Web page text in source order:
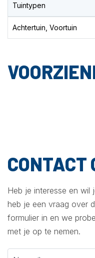
Tuintypen
Achtertuin, Voortuin
CONTACT
Heb je interesse en wil
heb je een vraag over
formulier in en we
met je op te nemen.